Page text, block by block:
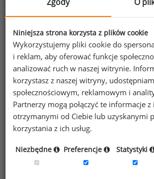
Wybierz opcję dostosowana do
potrzeb!Przetestuj strefę premium.
Chcesz na bieżąco śledzić
wynagrodzeniach?
Zapisz się do newslettera!
danych osobowych zawartych w
Niniejsza strona korzysta z plików cookie
Wykorzystujemy pliki cookie do
i reklam, aby oferować funkcje
analizować ruch w naszej witrynie.
korzystasz z naszej witryny,
społecznościowym, reklamowym i
Partnerzy mogą połączyć te informacje
otrzymanymi od Ciebie lub uzyskanymi
korzystania z ich usług.
Niezbędne Preferencje Statystyki